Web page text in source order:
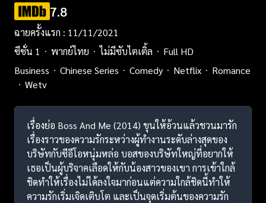
7.8
ฉายครั้งแรก : 11/11/2021
ซีซั่น 1
พากย์ไทย ไม่มีซับไตเติ้ล
Full HD
Business
Chinese Series Comedy Netflix
Romance
Wetv
เรื่องย่อ Boss And Me (2014) ขุนให้อ้วนแล้วชวนมารัก
เรื่องราวของความรักระหว่างผู้ทำงานระดับล่างสุดของ
บริษัทกับซีอีโอหนุ่มหล่อ บอสของบริษัทใหญ่ที่อยากให้
เธอเป็นผู้บริจาคเลือดให้กับน้องสาวของเขา การเข้าใกล้
ชิดทำให้เรื่องไม่ได้ลงใจมาก่อนแต่ความใกล้ชิดนี้ทำให้
ความรักเริ่มเจิดเติบโต และเป็นจุดเริ่มต้นของความรัก